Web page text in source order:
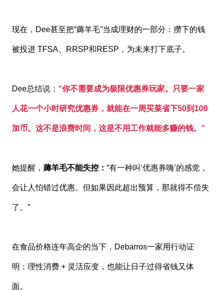
现在，Dee甚至把“薅羊毛”当成理财的一部分：攒下的钱
被投进 TFSA、RRSP和RESP，为未来打下底子。
Dee总结说： “你不需要成为极限优惠券玩家。只要一家
人花一个小时研究优惠券，就能在一周买菜省下50到100
加币。这不是浪费时间，这是不用工作就能多赚的钱。”
她提醒， 薅羊毛不能失控： “有一种叫‘优惠券嗨’的感觉，
会让人怕错过优惠。但如果因此超出预算，那就得不偿失
了。”
在食品价格连年高企的当下，Debarros一家用行动证
明：理性消费 + 灵活应变，也能让日子过得省钱又体
面。